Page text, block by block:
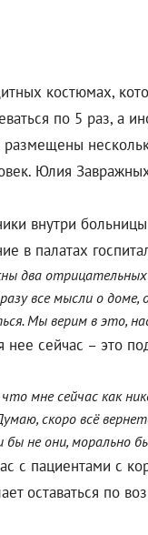
костюмах,
по 5 раз, а
Юлия
внутри
в палатах
два
все мысли о
Мы верим в это,
нее сейчас – это
мне сейчас как
скоро всё
бы не они,
с пациентами с
оставаться по